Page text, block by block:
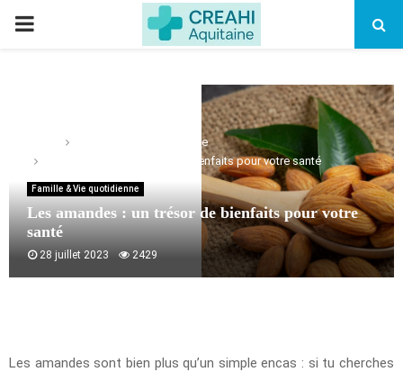
PRIMARY
Famille & Vie quotidienne
Les amandes : un trésor de bienfaits pour votre santé
Famille & Vie quotidienne
Les amandes : un trésor de bienfaits pour votre
santé
28 juillet 2023 2429
Les amandes sont bien plus qu’un simple encas : si tu cherches